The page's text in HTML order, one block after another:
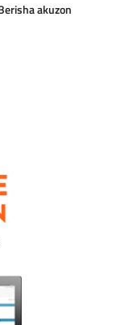
akuzon